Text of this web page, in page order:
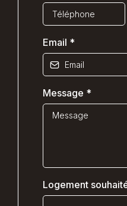
Email *
Message *
Logement